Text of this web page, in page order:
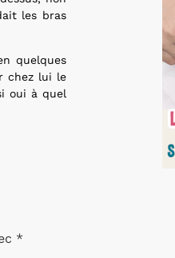
les bras
quelques
chez lui le
oui à quel
*